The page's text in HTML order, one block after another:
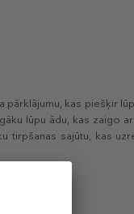
kas piešķir
lūpu ādu, kas zaigo
tirpšanas sajūtu, kas